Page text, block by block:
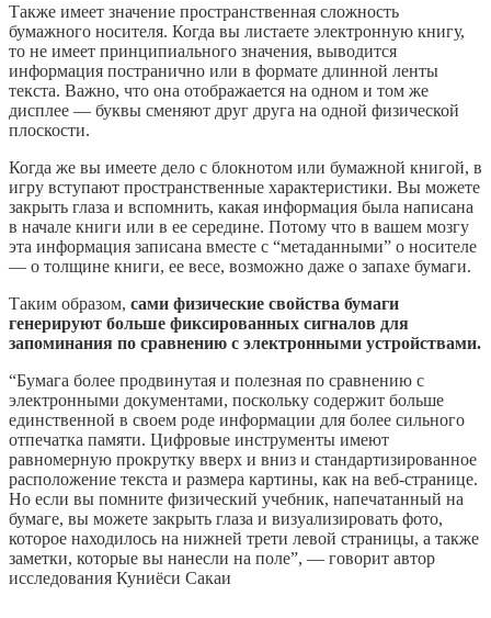
Также имеет значение пространственная сложность
бумажного носителя. Когда вы листаете электронную книгу,
то не имеет принципиального значения, выводится
информация постранично или в формате длинной ленты
текста. Важно, что она отображается на одном и том же
дисплее — буквы сменяют друг друга на одной физической
плоскости.
Когда же вы имеете дело с блокнотом или бумажной книгой, в
игру вступают пространственные характеристики. Вы можете
закрыть глаза и вспомнить, какая информация была написана
в начале книги или в ее середине. Потому что в вашем мозгу
эта информация записана вместе с “метаданными” о носителе
— о толщине книги, ее весе, возможно даже о запахе бумаги.
Таким образом, сами физические свойства бумаги
генерируют больше фиксированных сигналов для
запоминания по сравнению с электронными устройствами.
“Бумага более продвинутая и полезная по сравнению с
электронными документами, поскольку содержит больше
единственной в своем роде информации для более сильного
отпечатка памяти. Цифровые инструменты имеют
равномерную прокрутку вверх и вниз и стандартизированное
расположение текста и размера картины, как на веб-странице.
Но если вы помните физический учебник, напечатанный на
бумаге, вы можете закрыть глаза и визуализировать фото,
которое находилось на нижней трети левой страницы, а также
заметки, которые вы нанесли на поле”, — говорит автор
исследования Куниёси Сакаи